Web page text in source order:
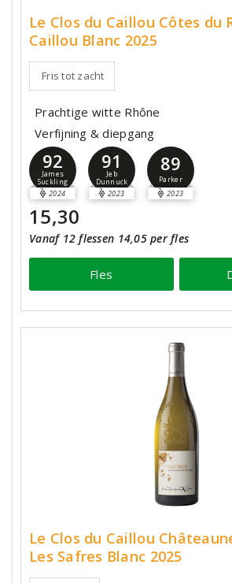
Le Clos du Caillou Côtes du
Caillou Blanc 2025
Fris tot zacht
Prachtige witte Rhône
Verfijning & diepgang
92
James
Suckling
2024
91
Jeb
Dunnuck
2023
89
Parker
2023
15,30
Vanaf 12 flessen 14,05 per fles
Fles
Le Clos du Caillou
Les Safres Blanc 2025